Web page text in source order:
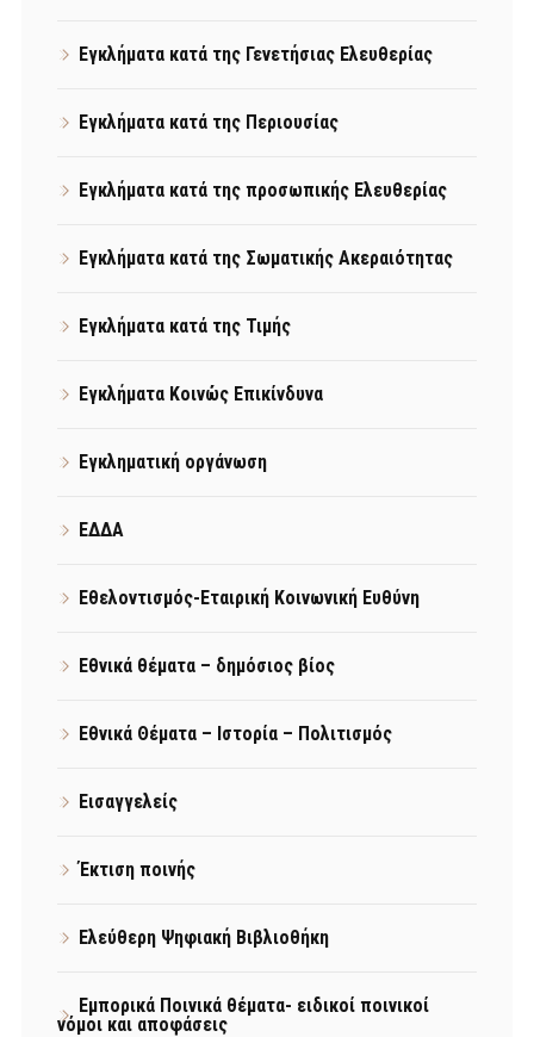
Εγκλήματα κατά της Γενετήσιας Ελευθερίας
Εγκλήματα κατά της Περιουσίας
Εγκλήματα κατά της προσωπικής Ελευθερίας
Εγκλήματα κατά της Σωματικής Ακεραιότητας
Εγκλήματα κατά της Τιμής
Εγκλήματα Κοινώς Επικίνδυνα
Εγκληματική οργάνωση
ΕΔΔΑ
Εθελοντισμός-Εταιρική Κοινωνική Ευθύνη
Εθνικά θέματα – δημόσιος βίος
Εθνικά Θέματα – Ιστορία – Πολιτισμός
Εισαγγελείς
Έκτιση ποινής
Ελεύθερη Ψηφιακή Βιβλιοθήκη
Εμπορικά Ποινικά θέματα- ειδικοί ποινικοί
νόμοι και αποφάσεις